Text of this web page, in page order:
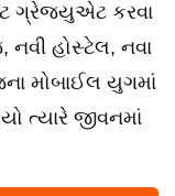
ગ્રેજ્યુએટ કરવા
હોસ્ટેલ, નવા
મોબાઈલ યુગમાં
ત્યારે જીવનમાં